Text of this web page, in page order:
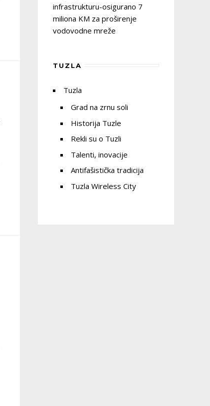
infrastrukturu-osigurano 7
miliona KM za proširenje
vodovodne mreže
TUZLA
Tuzla
Grad na zrnu soli
Historija Tuzle
Rekli su o Tuzli
Talenti, inovacije
Antifašistička tradicija
Tuzla Wireless City